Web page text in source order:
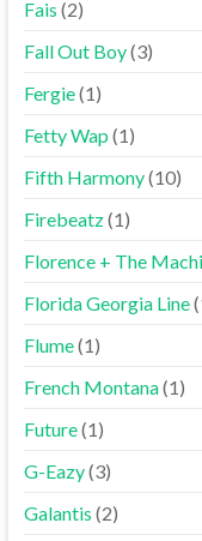
Fais (2)
Fall Out Boy(3)
Fergie(1)
Fetty Wap (1)
Fifth Harmony(10)
Firebeatz(1)
Florence + The
Florida Georgia Line
Flume(1)
French Montana(1)
Future(1)
G-Eazy(3)
Galantis (2)